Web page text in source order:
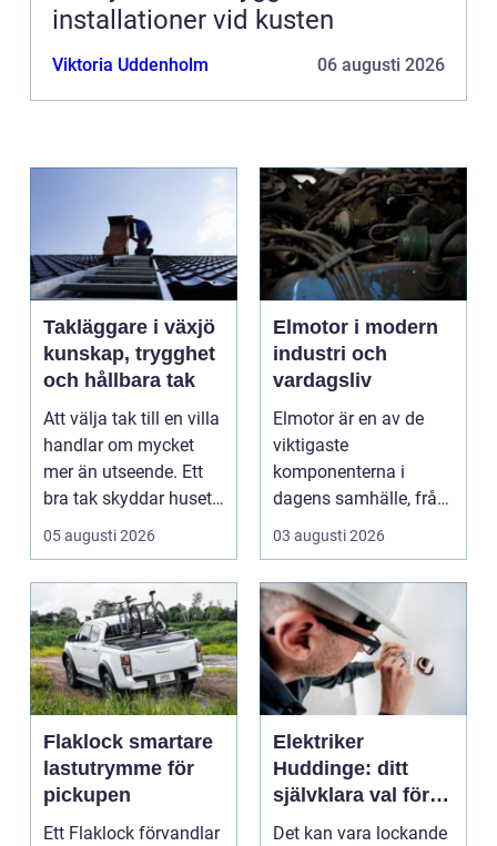
installationer vid kusten
Viktoria Uddenholm 06 augusti 2026
Takläggare i växjö
kunskap, trygghet
och hållbara tak
Att välja tak till en villa
handlar om mycket
mer än utseende. Ett
bra tak skyddar huset
mot regn, s...
05 augusti 2026
Elmotor i modern
industri och
vardagsliv
Elmotor är en av de
viktigaste
komponenterna i
dagens samhälle, från
små hushållsapparater
till stor...
03 augusti 2026
Flaklock smartare
lastutrymme för
pickupen
Ett Flaklock förvandlar
Elektriker
Huddinge: ditt
självklara val för
säker elinstallation
Det kan vara lockande